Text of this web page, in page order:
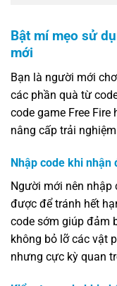
Bật mí mẹo sử
mới
Bạn là người mới
các phần quà từ
code game Free
nâng cấp trải
Nhập code khi nhận
Người mới nên nhập
được để tránh hết
code sớm giúp đảm
không bỏ lỡ các vật
nhưng cực kỳ quan